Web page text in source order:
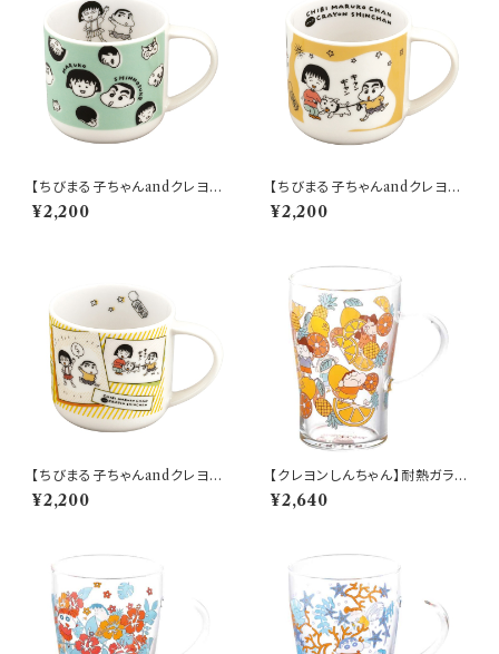
【ちびまる子ちゃんandクレヨン
しんちゃん】マグ(フェイス)【CM
CS10】【ちびまる子ちゃんandク
¥2,200
【ちびまる子ちゃんandクレヨン
しんちゃん】マグ(散歩)【CMCS
10】4979855123164
¥2,200
【ちびまる子ちゃんandクレヨン
しんちゃん】マグ(コミック)【CM
CS10】4979855123171
¥2,200
【クレヨンしんちゃん】耐熱ガラス
マグ（フルーツ）【CS40】CS43-
815
¥2,640